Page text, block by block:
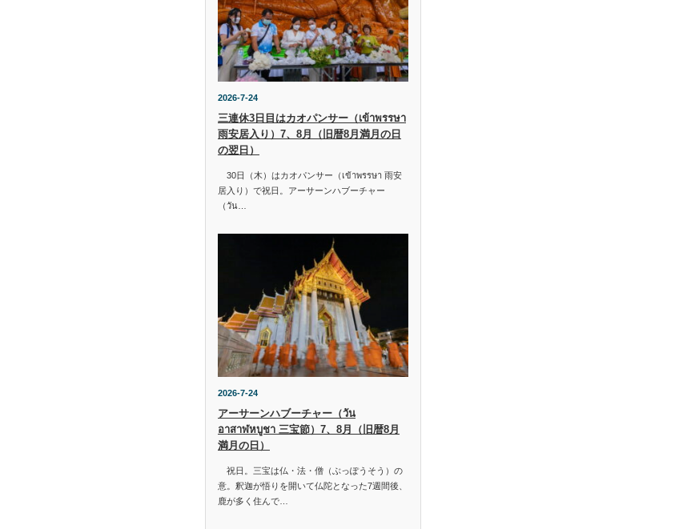
2026-7-24
三連休3日目はカオパンサー（เข้าพรรษา
雨安居入り）7、8月（旧暦8月満月の日
の翌日）
30日（木）はカオパンサー（เข้าพรรษา 雨安
居入り）で祝日。アーサーンハブーチャー
（วัน…
2026-7-24
アーサーンハブーチャー（วัน
อาสาฬหบูชา 三宝節）7、8月（旧暦8月
満月の日）
祝日。三宝は仏・法・僧（ぶっぽうそう）の
意。釈迦が悟りを開いて仏陀となった7週間後、
鹿が多く住んで…